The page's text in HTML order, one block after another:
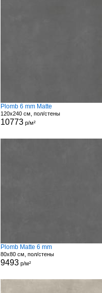
Plomb 6 mm Matte
120x240 см, пол/стены
10773р/м²
Plomb Matte 6 mm
80x80 см, пол/стены
9493р/м²